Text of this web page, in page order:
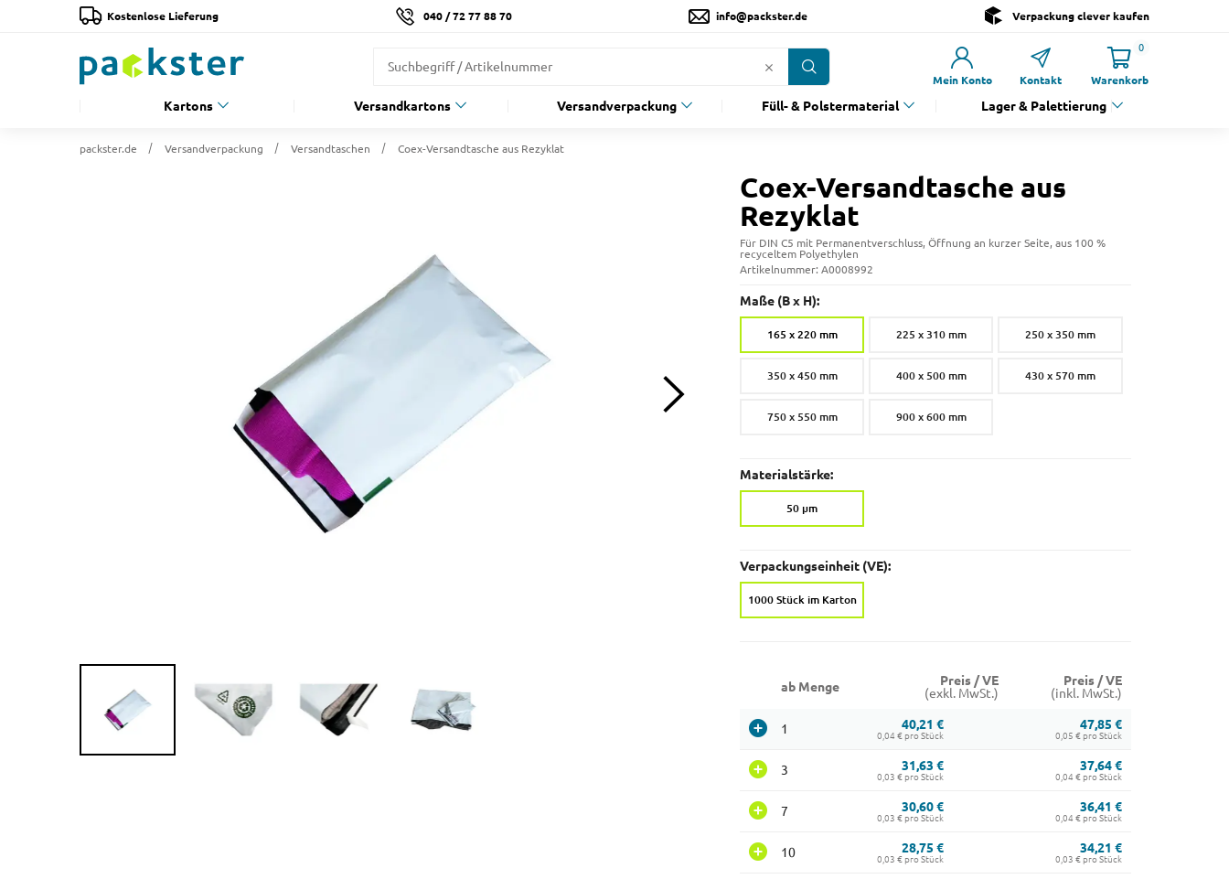
Kostenlose Lieferung 040 / 72 77 88 70 info@packster.de Verpackung clever kaufen
Mein Konto Kontakt
0
Warenkorb
Kartons Versandkartons Versandverpackung Füll- & Polstermaterial Lager & Palettierung
packster.de Versandverpackung Versandtaschen Coex-Versandtasche aus Rezyklat
Coex-Versandtasche aus
Rezyklat
Für DIN C5 mit Permanentverschluss, Öffnung an kurzer Seite, aus 100 %
recyceltem Polyethylen
Artikelnummer: A0008992
Maße (B x H):
165 x 220 mm 225 x 310 mm 250 x 350 mm
350 x 450 mm 400 x 500 mm 430 x 570 mm
750 x 550 mm 900 x 600 mm
Materialstärke:
50 µm
Verpackungseinheit (VE):
1000 Stück im Karton
ab Menge
Preis / VE
(exkl. MwSt.)
Preis / VE
(inkl. MwSt.)
1 40,21 €
0,04 € pro Stück
47,85 €
0,05 € pro Stück
3 31,63 €
0,03 € pro Stück
37,64 €
0,04 € pro Stück
7 30,60 €
0,03 € pro Stück
36,41 €
0,04 € pro Stück
10 28,75 €
0,03 € pro Stück
34,21 €
0,03 € pro Stück